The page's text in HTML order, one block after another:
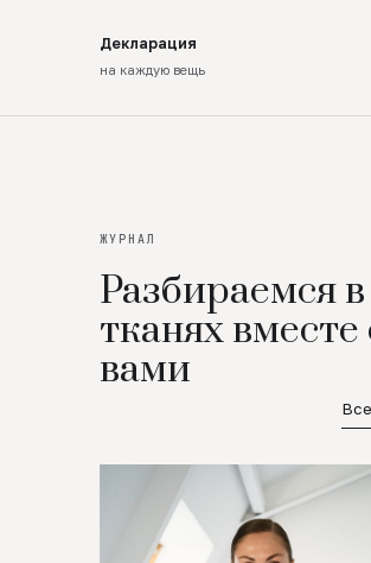
Декларация
на каждую вещь
ЖУРНАЛ
Разбираемся в
тканях вместе
вами